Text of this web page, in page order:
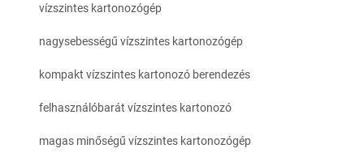
vízszintes kartonozógép
nagysebességű vízszintes kartonozógép
kompakt vízszintes kartonozó berendezés
felhasználóbarát vízszintes kartonozó
magas minőségű vízszintes kartonozógép